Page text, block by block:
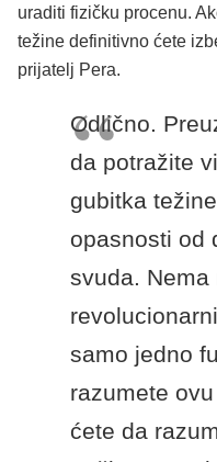
uraditi fizičku procenu.
težine definitivno ćete
prijatelj Pera.
Odlično.
da potražite
gubitka
opasnosti od
svuda. Nema
samo jedno
razumete
ćete da